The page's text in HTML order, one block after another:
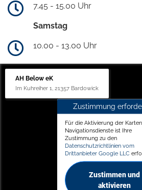
7.45 - 15.00 Uhr
Samstag
10.00 - 13.00 Uhr
AH Below eK
Im Kuhreiher 1, 21357 Bardowick
Zustimmung
Für die Aktivierung der
Navigationsdienste ist Ihre
Zustimmung zu den
Datenschutzrichtlinien vom
Drittanbieter Google LLC
Zustimmen und
aktivieren